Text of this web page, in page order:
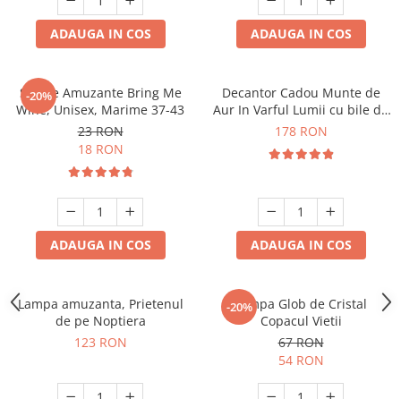
ADAUGA IN COS ADAUGA IN COS
-20%
Sosete Amuzante Bring Me
Wine, Unisex, Marime 37-43
23 RON
18 RON
ADAUGA IN COS
Decantor Cadou Munte de
Aur In Varful Lumii cu bile de
curatare
178 RON
ADAUGA IN COS
Lampa amuzanta, Prietenul
de pe Noptiera
123 RON
-20%
Lampa Glob de Cristal
Copacul Vietii
67 RON
54 RON